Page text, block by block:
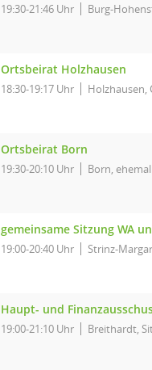
19:30-21:46 Uhr Burg-
Ortsbeirat Holzhausen
18:30-19:17 Uhr Holzhausen,
Ortsbeirat Born
19:30-20:10 Uhr Born,
gemeinsame Sitzung WA
19:00-20:40 Uhr Strinz-
Haupt- und
19:00-21:10 Uhr Breithardt,